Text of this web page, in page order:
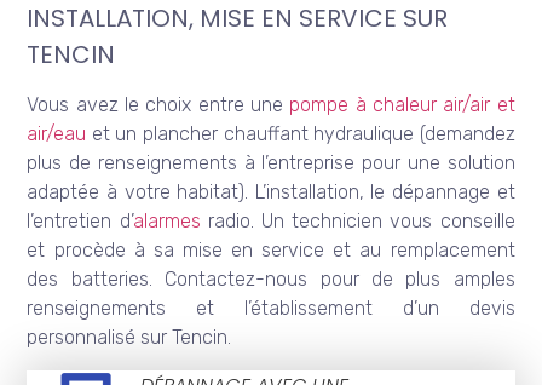
INSTALLATION, MISE EN SERVICE SUR
TENCIN
Vous avez le choix entre une pompe à chaleur air/air et
air/eau et un plancher chauffant hydraulique (demandez
plus de renseignements à l’entreprise pour une solution
adaptée à votre habitat). L’installation, le dépannage et
l’entretien d’alarmes radio. Un technicien vous conseille
et procède à sa mise en service et au remplacement
des batteries. Contactez-nous pour de plus amples
renseignements et l’établissement d’un devis
personnalisé sur Tencin.